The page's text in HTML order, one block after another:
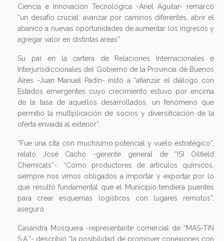
Ciencia e Innovación Tecnológica -Ariel Aguilar- remarcó
“un desafío crucial: avanzar por caminos diferentes, abrir el
abanico a nuevas oportunidades de aumentar los ingresos y
agregar valor en distintas áreas”.
Su par en la cartera de Relaciones Internacionales e
Interjurisdiccionales del Gobierno de la Provincia de Buenos
Aires -Juan Manuel Padin- instó a “afianzar el diálogo con
Estados emergentes cuyo crecimiento estuvo por encima
de la tasa de aquellos desarrollados, un fenómeno que
permitió la multiplicación de socios y diversificación de la
oferta enviada al exterior”.
“Fue una cita con muchísimo potencial y vuelo estratégico”,
relató José Cacho -gerente general de “ISI Oilfield
Chemicals”-. “Como productores de artículos químicos,
siempre nos vimos obligados a importar y exportar por lo
que resultó fundamental que el Municipio tendiera puentes
para crear esquemas logísticos con lugares remotos”,
aseguró.
Casandra Mosquera -representante comercial de “MAS-TIN
S.A.”- describió “la posibilidad de promover conexiones con